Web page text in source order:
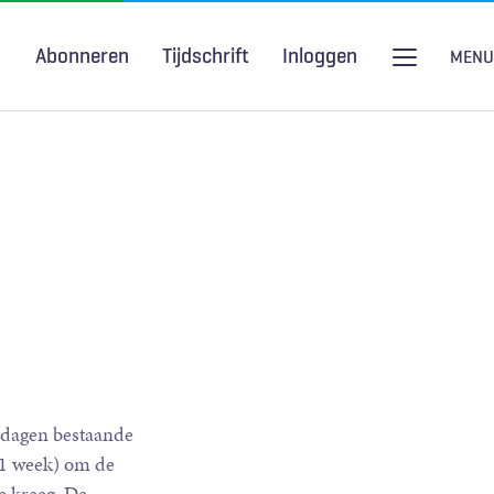
Abonneren Tijdschrift Inloggen MENU
bestaande
week) om de